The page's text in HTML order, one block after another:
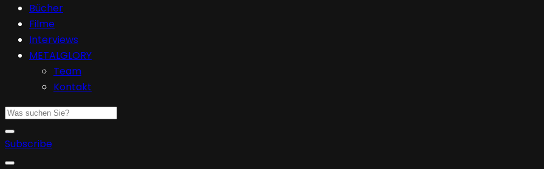
Bücher
Filme
Interviews
METALGLORY
Team
Kontakt
Subscribe